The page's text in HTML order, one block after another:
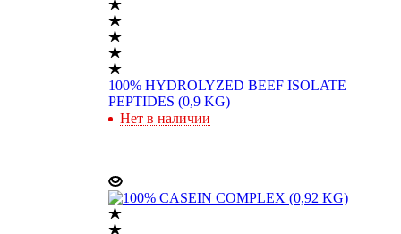
100% HYDROLYZED BEEF ISOLATE
PEPTIDES (0,9 KG)
Нет в наличии